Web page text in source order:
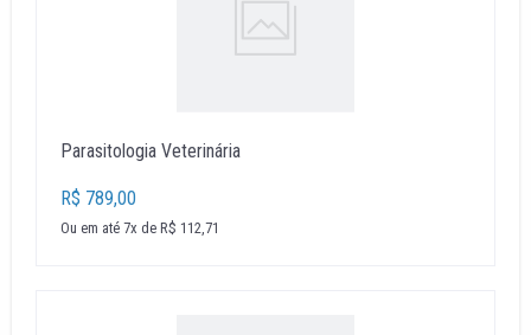
Parasitologia Veterinária
R$ 789,00
Ou em até 7x de R$ 112,71